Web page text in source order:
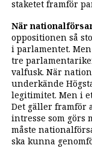
staketet framför
När
oppositionen så
i parlamentet.
tre
valfusk. När
underkände
legitimitet. Men i
Det gäller framför
intresse som görs
måste
ska kunna